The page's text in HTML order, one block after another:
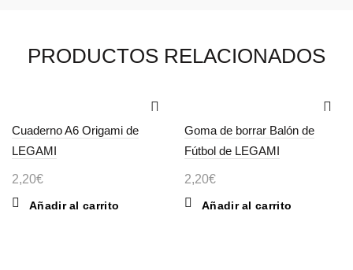
PRODUCTOS RELACIONADOS
Cuaderno A6 Origami de
LEGAMI
2,20€
Añadir al carrito
Goma de borrar Balón de
Fútbol de LEGAMI
2,20€
Añadir al carrito